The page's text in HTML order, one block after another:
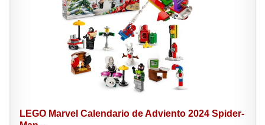
LEGO Marvel Calendario de Adviento 2024 Spider-